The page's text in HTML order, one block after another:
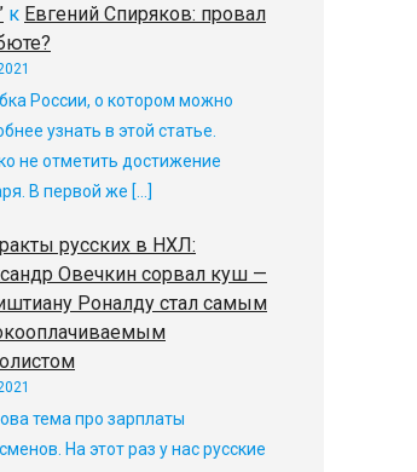
к Евгений Спиряков: провал
России, о котором можно
узнать в этой статье.
не отметить достижение
В первой же […]
русских в НХЛ:
Овечкин сорвал куш —
Роналду стал самым
тема про зарплаты
На этот раз у нас русские